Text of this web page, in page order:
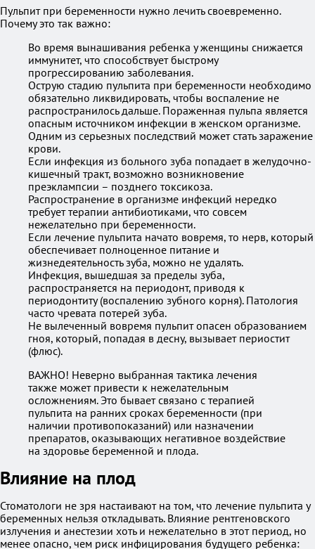
Пульпит при беременности нужно лечить своевременно.
Почему это так важно:
Во время вынашивания ребенка у женщины снижается
иммунитет, что способствует быстрому
прогрессированию заболевания.
Острую стадию пульпита при беременности необходимо
обязательно ликвидировать, чтобы воспаление не
распространилось дальше. Пораженная пульпа является
опасным источником инфекции в женском организме.
Одним из серьезных последствий может стать заражение
крови.
Если инфекция из больного зуба попадает в желудочно-
кишечный тракт, возможно возникновение
преэклампсии – позднего токсикоза.
Распространение в организме инфекций нередко
требует терапии антибиотиками, что совсем
нежелательно при беременности.
Если лечение пульпита начато вовремя, то нерв, который
обеспечивает полноценное питание и
жизнедеятельность зуба, можно не удалять.
Инфекция, вышедшая за пределы зуба,
распространяется на периодонт, приводя к
периодонтиту (воспалению зубного корня). Патология
часто чревата потерей зуба.
Не вылеченный вовремя пульпит опасен образованием
гноя, который, попадая в десну, вызывает периостит
(флюс).
ВАЖНО! Неверно выбранная тактика лечения
также может привести к нежелательным
осложнениям. Это бывает связано с терапией
пульпита на ранних сроках беременности (при
наличии противопоказаний) или назначении
препаратов, оказывающих негативное воздействие
на здоровье беременной и плода.
Влияние на плод
Стоматологи не зря настаивают на том, что лечение пульпита у
беременных нельзя откладывать. Влияние рентгеновского
излучения и анестезии хоть и нежелательно в этот период, но
менее опасно, чем риск инфицирования будущего ребенка: